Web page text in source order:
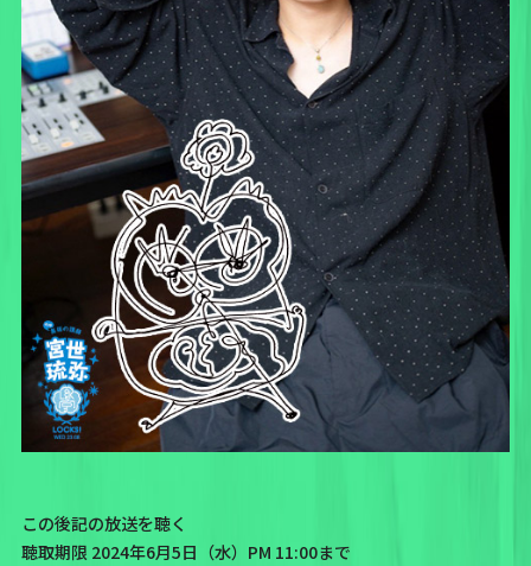
この後記の放送を聴く
聴取期限 2024年6月5日（水）PM 11:00まで